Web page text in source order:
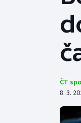
Tenis
Atletika
ČT
8. 3.